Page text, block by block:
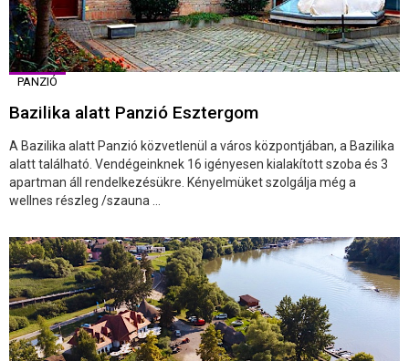
PANZIÓ
Bazilika alatt Panzió Esztergom
A Bazilika alatt Panzió közvetlenül a város központjában, a Bazilika
alatt található. Vendégeinknek 16 igényesen kialakított szoba és 3
apartman áll rendelkezésükre. Kényelmüket szolgálja még a
wellnes részleg /szauna ...